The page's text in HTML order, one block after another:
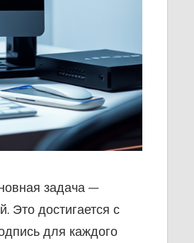
задача —
Это достигается с
для каждого